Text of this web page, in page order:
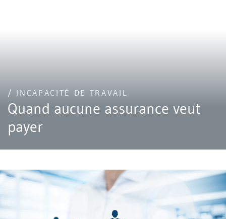
/ INCAPACITÉ DE TRAVAIL
Quand aucune assurance veut
payer